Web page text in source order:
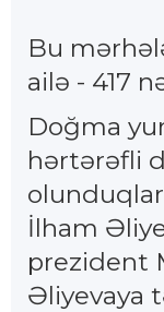
Bu
ailə - 417
Doğma
hərtərəfli
İlham
prezident
Əliyevaya